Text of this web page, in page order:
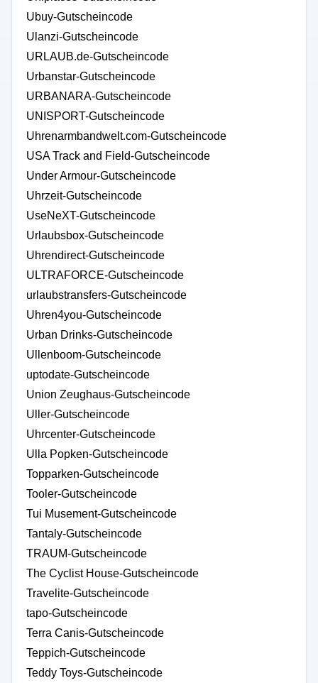
Ubuy-Gutscheincode
Ulanzi-Gutscheincode
URLAUB.de-Gutscheincode
Urbanstar-Gutscheincode
URBANARA-Gutscheincode
UNISPORT-Gutscheincode
Uhrenarmbandwelt.com-Gutscheincode
USA Track and Field-Gutscheincode
Under Armour-Gutscheincode
Uhrzeit-Gutscheincode
UseNeXT-Gutscheincode
Urlaubsbox-Gutscheincode
Uhrendirect-Gutscheincode
ULTRAFORCE-Gutscheincode
urlaubstransfers-Gutscheincode
Uhren4you-Gutscheincode
Urban Drinks-Gutscheincode
Ullenboom-Gutscheincode
uptodate-Gutscheincode
Union Zeughaus-Gutscheincode
Uller-Gutscheincode
Uhrcenter-Gutscheincode
Ulla Popken-Gutscheincode
Topparken-Gutscheincode
Tooler-Gutscheincode
Tui Musement-Gutscheincode
Tantaly-Gutscheincode
TRAUM-Gutscheincode
The Cyclist House-Gutscheincode
Travelite-Gutscheincode
tapo-Gutscheincode
Terra Canis-Gutscheincode
Teppich-Gutscheincode
Teddy Toys-Gutscheincode